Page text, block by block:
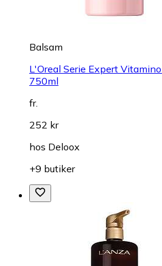
Balsam
L'Oreal Serie Expert
750ml
fr.
252 kr
hos Deloox
+9 butiker